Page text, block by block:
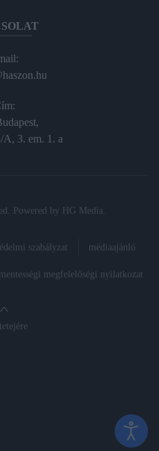
3. em. 1. a
Powered by HG Media
szabályzat médiaajánló
megfelelőségi nyilatkozat